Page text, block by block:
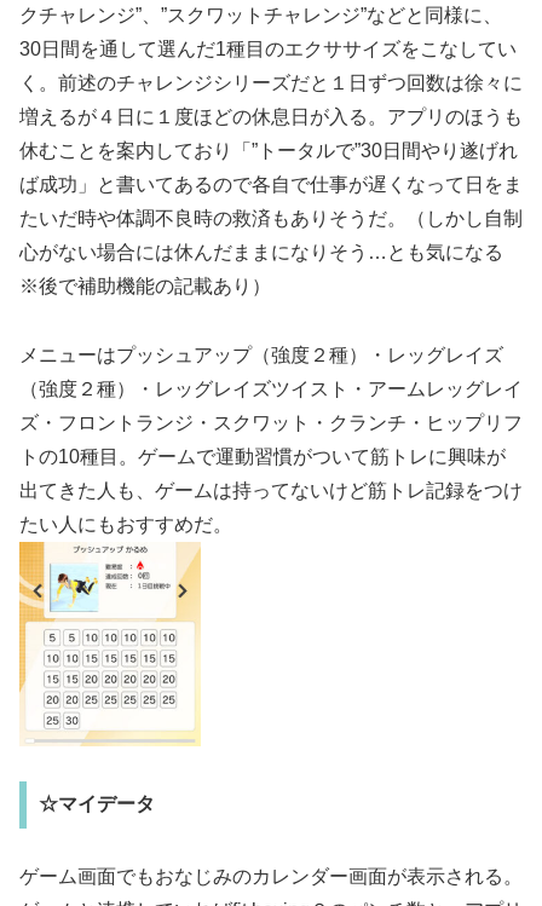
クチャレンジ”、”スクワットチャレンジ”などと同様に、
30日間を通して選んだ1種目のエクササイズをこなしてい
く。前述のチャレンジシリーズだと１日ずつ回数は徐々に
増えるが４日に１度ほどの休息日が入る。アプリのほうも
休むことを案内しており「”トータルで”30日間やり遂げれ
ば成功」と書いてあるので各自で仕事が遅くなって日をま
たいだ時や体調不良時の救済もありそうだ。（しかし自制
心がない場合には休んだままになりそう…とも気になる
※後で補助機能の記載あり）
メニューはプッシュアップ（強度２種）・レッグレイズ
（強度２種）・レッグレイズツイスト・アームレッグレイ
ズ・フロントランジ・スクワット・クランチ・ヒップリフ
トの10種目。ゲームで運動習慣がついて筋トレに興味が
出てきた人も、ゲームは持ってないけど筋トレ記録をつけ
たい人にもおすすめだ。
☆マイデータ
ゲーム画面でもおなじみのカレンダー画面が表示される。